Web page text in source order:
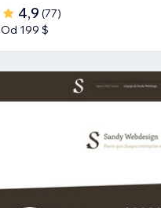
4,9 (77)
Od 199 $